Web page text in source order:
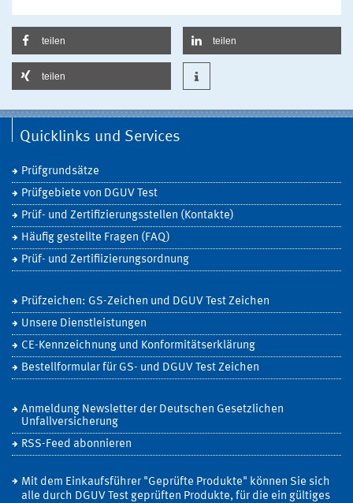
teilen teilen
teilen
Quicklinks und Services
Prüfgrundsätze
Prüfgebiete von DGUV Test
Prüf- und Zertifizierungsstellen (Kontakte)
Häufig gestellte Fragen (FAQ)
Prüf- und Zertifiizierungsordnung
Prüfzeichen: GS-Zeichen und DGUV Test Zeichen
Unsere Dienstleistungen
CE-Kennzeichnung und Konformitätserklärung
Bestellformular für GS- und DGUV Test Zeichen
Anmeldung Newsletter der Deutschen Gesetzlichen
Unfallversicherung
RSS-Feed abonnieren
Mit dem Einkaufsführer "Geprüfte Produkte" können Sie sich
alle durch DGUV Test geprüften Produkte, für die ein gültiges